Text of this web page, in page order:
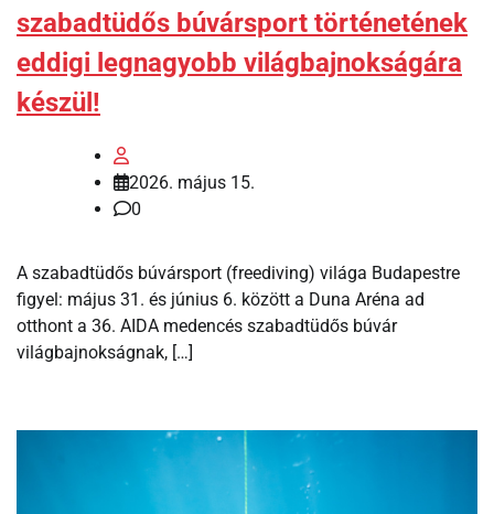
szabadtüdős búvársport történetének
eddigi legnagyobb világbajnokságára
készül!
2026. május 15.
0
A szabadtüdős búvársport (freediving) világa Budapestre
figyel: május 31. és június 6. között a Duna Aréna ad
otthont a 36. AIDA medencés szabadtüdős búvár
világbajnokságnak, […]